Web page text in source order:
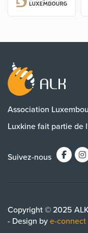
Association
Luxkine fait partie de
Suivez-nous
Copyright © 2025
- Design bye-connect